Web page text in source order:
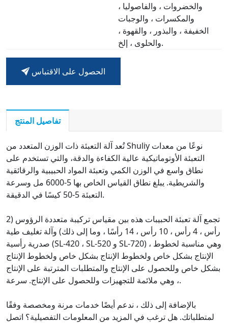
والخضروات ، والفاصوليا ،
والمكسرات ، والوجبات
الخفيفة ، والبذور ، والقهوة ،
والحلوى ، إلخ.
ملء النيتروجين ، جهاز حقيبة
الحصول على الاقتباس
تفاصيل المنتج
تُعد آلة التعبئة ذات الوزن المتعدد من Shuliy نوعًا من معدات
التعبئة الأوتوماتيكية عالية الكفاءة والدقة، والتي تستخدم على
نطاق واسع في الوزن الكمي وتعبئة المواد الحبيبية والرقائقية
والشريطية. يبلغ نطاق القياس الخاص بها 5-6000 مل وسرعة
التعبئة 5-50 كيسًا في الدقيقة.
تجمع آلة تعبئة الحبيبات هذه بين مقياس تركيبة متعددة الرؤوس (2
رأس ، 4 رأس ، 10 رأس ، 14 رأسًا ، وما إلى ذلك) وآلة تغليف طية
صدرية رأسية (SL-420 ، SL-520 و SL-720) ، وهي مناسبة لخطوط
الإنتاج بشكل خاص ولخطوط الإنتاج بشكل خاص ولخطوط الإنتاج
بشكل خاص وللحصول على الإنتاج والمتطلبات المترتبة على الإنتاج
، وهي ملائمة للتجهيزات وللحصول على الإنتاج. سرعة.
بالإضافة إلى ذلك ، ندعم أيضًا خدمات مرنة ومخصصة وفقًا
لمتطلباتك. هل ترغب في المزيد من المعلومات التفصيلية؟ اتصل